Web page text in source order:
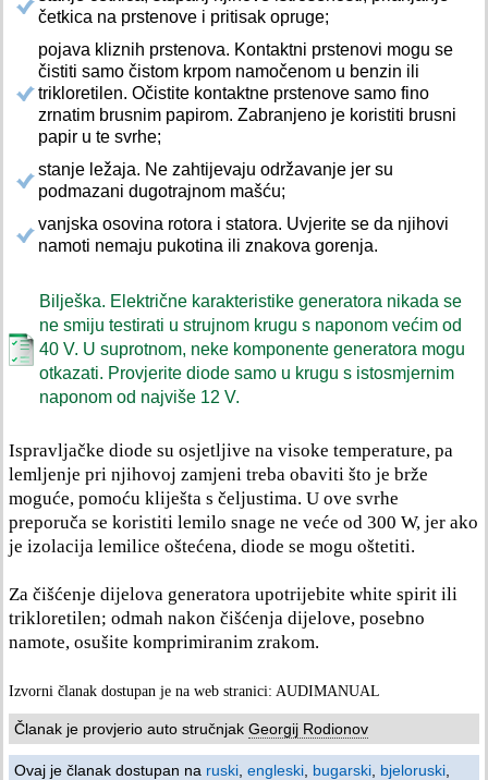
četkica na prstenove i pritisak opruge;
pojava kliznih prstenova. Kontaktni prstenovi mogu se
čistiti samo čistom krpom namočenom u benzin ili
trikloretilen. Očistite kontaktne prstenove samo fino
zrnatim brusnim papirom. Zabranjeno je koristiti brusni
papir u te svrhe;
stanje ležaja. Ne zahtijevaju održavanje jer su
podmazani dugotrajnom mašću;
vanjska osovina rotora i statora. Uvjerite se da njihovi
namoti nemaju pukotina ili znakova gorenja.
Bilješka. Električne karakteristike generatora nikada se
ne smiju testirati u strujnom krugu s naponom većim od
40 V. U suprotnom, neke komponente generatora mogu
otkazati. Provjerite diode samo u krugu s istosmjernim
naponom od najviše 12 V.
Ispravljačke diode su osjetljive na visoke temperature, pa
lemljenje pri njihovoj zamjeni treba obaviti što je brže
moguće, pomoću kliješta s čeljustima. U ove svrhe
preporuča se koristiti lemilo snage ne veće od 300 W, jer ako
je izolacija lemilice oštećena, diode se mogu oštetiti.
Za čišćenje dijelova generatora upotrijebite white spirit ili
trikloretilen; odmah nakon čišćenja dijelove, posebno
namote, osušite komprimiranim zrakom.
Izvorni članak dostupan je na web stranici: AUDIMANUAL
Članak je provjerio auto stručnjak Georgij Rodionov
Ovaj je članak dostupan na ruski engleski bugarski bjeloruski